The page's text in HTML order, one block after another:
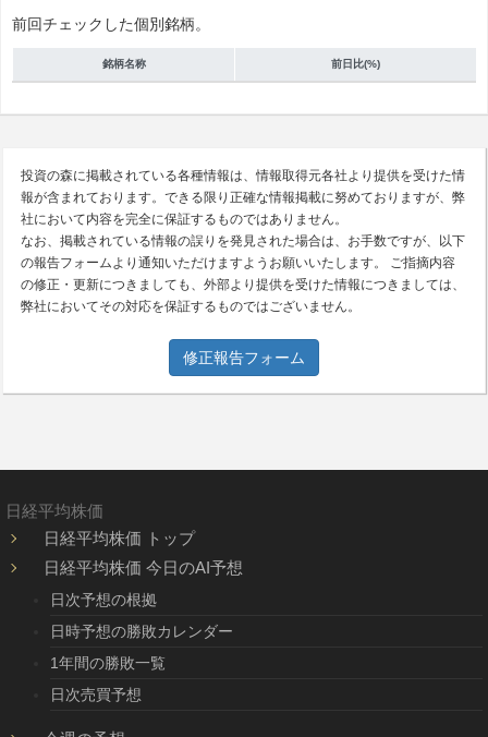
前回チェックした個別銘柄。
銘柄名称 前日比(%)
投資の森に掲載されている各種情報は、情報取得元各社より提供を受けた情
報が含まれております。できる限り正確な情報掲載に努めておりますが、弊
社において内容を完全に保証するものではありません。
なお、掲載されている情報の誤りを発見された場合は、お手数ですが、以下
の報告フォームより通知いただけますようお願いいたします。 ご指摘内容
の修正・更新につきましても、外部より提供を受けた情報につきましては、
弊社においてその対応を保証するものではございません。
修正報告フォーム
日経平均株価
日経平均株価 トップ
日経平均株価 今日のAI予想
日次予想の根拠
日時予想の勝敗カレンダー
1年間の勝敗一覧
日次売買予想